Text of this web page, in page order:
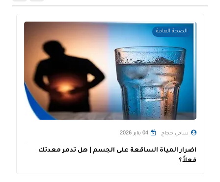
الصحة العامة
سامي حجاج 04 يناير 2026
اضرار المياة الساقعة على الجسم | هل تدمر معدتك
فعلاً؟